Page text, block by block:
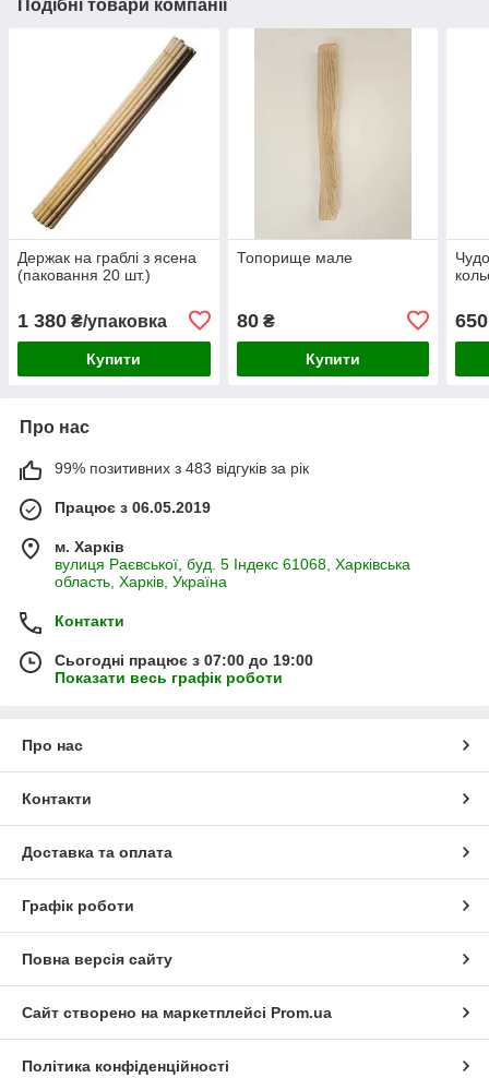
Подібні товари компанії
Держак на граблі з ясена
(паковання 20 шт.)
1 380 ₴/упаковка
Купити
Топорище мале
80₴
Купити
650
Про нас
99% позитивних з 483 відгуків за рік
Працює з 06.05.2019
м. Харків
вулиця Раєвської, буд. 5 Індекс 61068, Харківська
область, Харків, Україна
Контакти
Сьогодні працює з 07:00 до 19:00
Показати весь графік роботи
Про нас
Контакти
Доставка та оплата
Графік роботи
Повна версія сайту
Сайт створено на маркетплейсі Prom.ua
Політика конфіденційності